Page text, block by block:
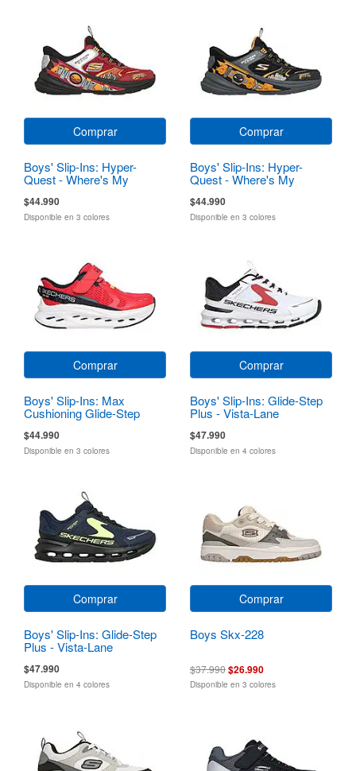
Comprar
Boys' Slip-Ins: Hyper-
Quest - Where's My
$44.990
Disponible en 3 colores
Comprar
Boys' Slip-Ins: Hyper-
Quest - Where's My
$44.990
Disponible en 3 colores
Comprar
Boys' Slip-Ins: Max
Cushioning Glide-Step
$44.990
Disponible en 3 colores
Comprar
Boys' Slip-Ins: Glide-Step
Plus - Vista-Lane
$47.990
Disponible en 4 colores
Comprar
Boys' Slip-Ins: Glide-Step
Plus - Vista-Lane
$47.990
Disponible en 4 colores
Comprar
Boys Skx-228
$37.990$26.990
Disponible en 3 colores